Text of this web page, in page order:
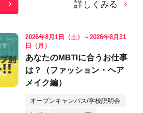
詳しくみる
2026年8月1日（土）～2026年8月31
日（月）
あなたのMBTIに合うお仕事
は？（ファッション・ヘア
メイク編）
オープンキャンパス/学校説明会